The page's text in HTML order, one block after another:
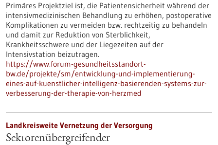
Primäres Projektziel ist, die Patientensicherheit während der
intensivmedizinischen Behandlung zu erhöhen, postoperative
Komplikationen zu vermeiden bzw. rechtzeitig zu behandeln
und damit zur Reduktion von Sterblichkeit,
Krankheitsschwere und der Liegezeiten auf der
Intensivstation beizutragen.
https://www.forum-gesundheitsstandort-
bw.de/projekte/sm/entwicklung-und-implementierung-
eines-auf-kuenstlicher-intelligenz-basierenden-systems-zur-
verbesserung-der-therapie-von-herzmed
Landkreisweite Vernetzung der Versorgung
Sektorenübergreifender